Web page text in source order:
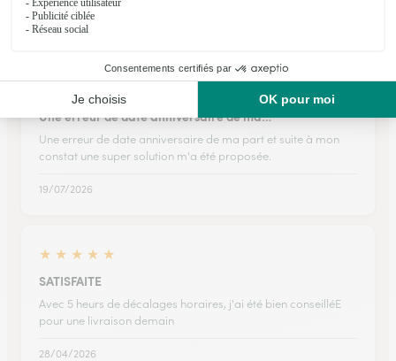
28/06/2026
Une erreur de date anniversaire de ma…
Une erreur de date anniversaire de ma part et suite à mon
constat une super solution m'a été proposée.
19/07/2026
★ ★ ★ ★ ★
SATISFAITE
Avec 5 heurs de décalages horaires, j'ai été bien conseilléE
pour une livraison demain
28/04/2026